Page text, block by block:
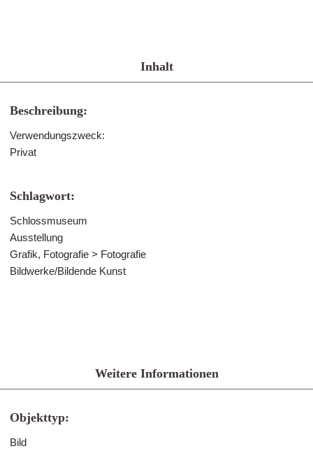
Inhalt
Beschreibung:
Verwendungszweck:
Privat
Schlagwort:
Schlossmuseum
Ausstellung
Grafik, Fotografie > Fotografie
Bildwerke/Bildende Kunst
Weitere Informationen
Objekttyp:
Bild